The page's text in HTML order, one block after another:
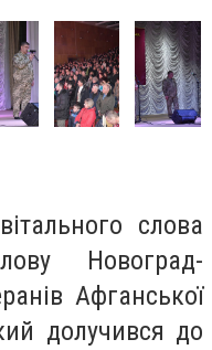
слова
Новоград-
Афганської
долучився до